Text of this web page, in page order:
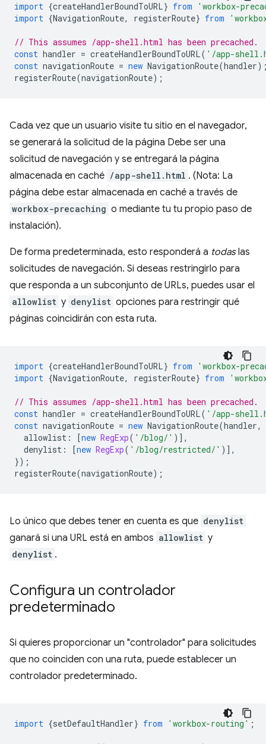
import {createHandlerBoundToURL} from
'workbox-
import {NavigationRoute, registerRoute} from
// This assumes /app-shell.html has been precached.
const handler = createHandlerBoundToURL( '/app-
const navigationRoute = new NavigationRoute(handler
registerRoute(navigationRoute);
Cada vez que un usuario visite tu sitio en el navegador,
se generará la solicitud de la página Debe ser una
solicitud de navegación y se entregará la página
almacenada en caché /app-shell.html . (Nota: La
página debe estar almacenada en caché a través de
workbox-precaching o mediante tu tu propio paso de
instalación).
De forma predeterminada, esto responderá a todaslas
solicitudes de navegación. Si deseas restringirlo para
que responda a un subconjunto de URLs, puedes usar el
allowlist y denylist opciones para restringir qué
páginas coincidirán con esta ruta.
import {createHandlerBoundToURL} from
'workbox-
import {NavigationRoute, registerRoute} from
// This assumes /app-shell.html has been precached.
const handler = createHandlerBoundToURL( '/app-
const navigationRoute = new NavigationRoute(handler,
allowlist : [new RegExp( '/blog/' )],
denylist : [new RegExp( '/blog/restricted/' )],
});
registerRoute(navigationRoute);
Lo único que debes tener en cuenta es que denylist
ganará si una URL está en ambos allowlist y
denylist .
Configura un controlador
predeterminado
Si quieres proporcionar un "controlador" para solicitudes
que no coinciden con una ruta, puede establecer un
controlador predeterminado.
import {setDefaultHandler} from 'workbox-routing' ;